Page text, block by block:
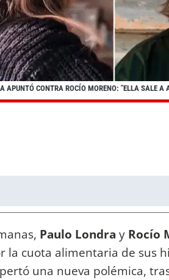
APUNTÓ CONTRA ROCÍO MORENO: "ELLA SALE A
Paulo Londra y Rocío
la cuota alimentaria de sus
una nueva polémica,